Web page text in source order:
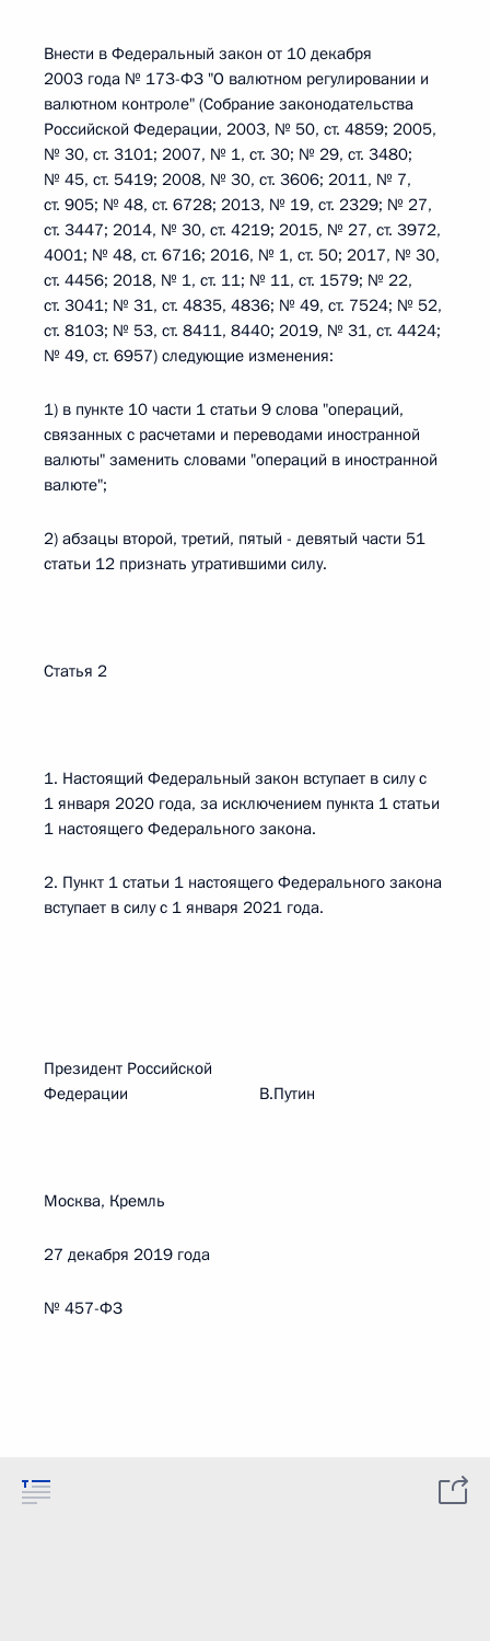
Внести в Федеральный закон от 10 декабря
2003 года № 173-ФЗ "О валютном регулировании и
валютном контроле" (Собрание законодательства
Российской Федерации, 2003, № 50, ст. 4859; 2005,
№ 30, ст. 3101; 2007, № 1, ст. 30; № 29, ст. 3480;
№ 45, ст. 5419; 2008, № 30, ст. 3606; 2011, № 7,
ст. 905; № 48, ст. 6728; 2013, № 19, ст. 2329; № 27,
ст. 3447; 2014, № 30, ст. 4219; 2015, № 27, ст. 3972,
4001; № 48, ст. 6716; 2016, № 1, ст. 50; 2017, № 30,
ст. 4456; 2018, № 1, ст. 11; № 11, ст. 1579; № 22,
ст. 3041; № 31, ст. 4835, 4836; № 49, ст. 7524; № 52,
ст. 8103; № 53, ст. 8411, 8440; 2019, № 31, ст. 4424;
№ 49, ст. 6957) следующие изменения:
1) в пункте 10 части 1 статьи 9 слова "операций,
связанных с расчетами и переводами иностранной
валюты" заменить словами "операций в иностранной
валюте";
2) абзацы второй, третий, пятый - девятый части 51
статьи 12 признать утратившими силу.
Статья 2
1. Настоящий Федеральный закон вступает в силу с
1 января 2020 года, за исключением пункта 1 статьи
1 настоящего Федерального закона.
2. Пункт 1 статьи 1 настоящего Федерального закона
вступает в силу с 1 января 2021 года.
Президент Российской
Федерации В.Путин
Москва, Кремль
27 декабря 2019 года
№ 457-ФЗ